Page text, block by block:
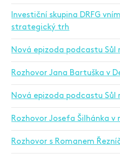
Investiční skupina DRFG
strategický trh
Nová epizoda podcastu Sůl
Rozhovor Jana Bartuška v
Nová epizoda podcastu Sůl
Rozhovor Josefa Šilhánka v
Rozhovor s Romanem